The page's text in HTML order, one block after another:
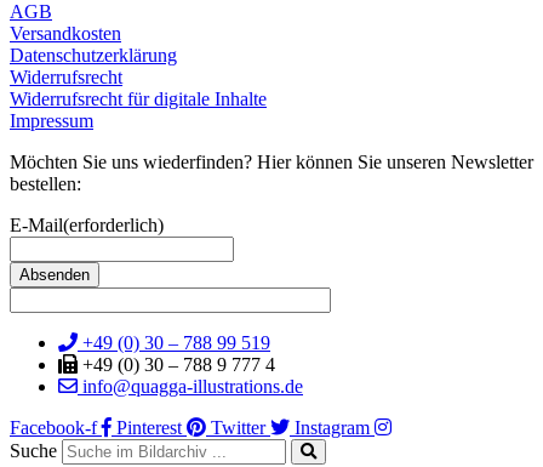
AGB
Versandkosten
Datenschutzerklärung
Widerrufsrecht
Widerrufsrecht für digitale Inhalte
Impressum
Möchten Sie uns wiederfinden? Hier können Sie unseren Newsletter
bestellen:
E-Mail(erforderlich)
+49 (0) 30 – 788 99 519
+49 (0) 30 – 788 9 777 4
info@quagga-illustrations.de
Facebook-f
Pinterest Twitter
Instagram
Suche